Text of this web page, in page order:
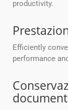
productivity.
Efficiently
performance